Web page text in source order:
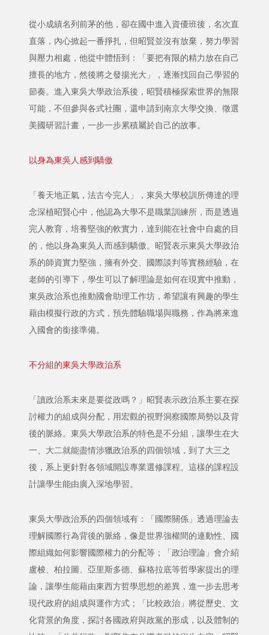
從小成績名列前茅的他，卻在國中進入資優班後，名次直
直落，內心掀起一番掙扎，但昭賢並沒有放棄，努力學習
與壓力相處，他從中體悟到：「要把有限的精力放在自己
擅長的地方，然後將之發揚光大」，逐漸找回自己學習的
節奏。進入東吳大學政治系後，昭賢積極探索世界的無限
可能，不但參與各式社團，還申請到南京大學交換、徵選
美國研習計畫，一步一步累積屬於自己的故事。
以身為東吳人感到驕傲
「養天地正氣，法古今完人」，東吳大學校訓所傳達的理
念深植昭賢心中，他認為大學不是職業訓練所，而是透過
完人教育，培養堅強的軟實力，達到能在社會中自處的目
的，他以身為東吳人而感到驕傲。昭賢表示東吳大學政治
系的師資實力堅強，擁有外交、國際談判等實務經驗，在
老師的引導下，學生可以了解理論是如何在現實中推動，
東吳政治系也推動國會助理工作坊，希望讓有興趣的學生
藉由模擬行政的方式，預先體驗職場與職務，作為將來進
入國會的銜接準備。
不分組的東吳大學政治系
「讀政治系未來是要從政嗎？」昭賢表示政治系主要在探
討權力的組成與分配，用宏觀的視野洞察國際局勢以及背
後的脈絡。東吳大學政治系的特色是不分組，讓學生在大
一、大二就能盡情涉獵政治系的四個領域，到了大三之
後，系上更針對各領域開設專業選修課程。這樣的課程設
計讓學生能由廣入深地學習。
東吳大學政治系的四個領域有：「國際關係」透過理論去
理解國際行為背後的脈絡，像是世界強權間的連動性、國
際組織如何影響國際權力的分配等；「政治理論」會介紹
盧梭、柏拉圖、亞里斯多德、蘇格拉底等哲學家提出的理
論，讓學生能藉由東西方哲學思想的差異，進一步去思考
現代政府的組成與運作方式；「比較政治」將從歷史、文
化背景的角度，探討各國政府與政黨的形成，以及體制的